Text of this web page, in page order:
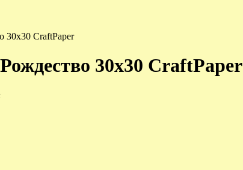
30х30 CraftPaper
30х30 CraftPaper